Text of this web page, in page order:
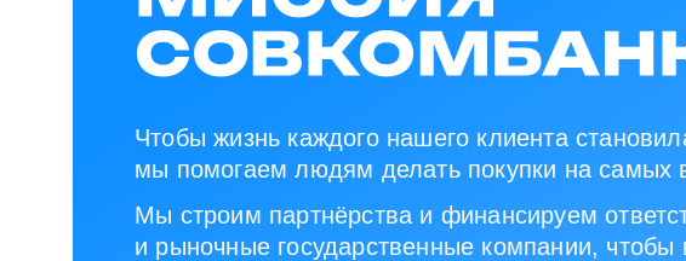
Чтобы жизнь каждого нашего клиента
мы помогаем людям делать покупки на самых
Мы строим партнёрства и финансируем
и рыночные государственные компании, чтобы